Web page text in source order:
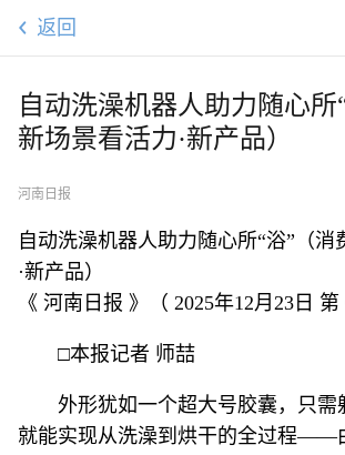
返回
自动洗澡机器人助力随心所
新场景看活力·新产品）
河南日报
自动洗澡机器人助力随心所“浴”（消
·新产品）
《 河南日报 》（ 2025年12月23日 第
□本报记者 师喆
外形犹如一个超大号胶囊，只需
就能实现从洗澡到烘干的全过程——